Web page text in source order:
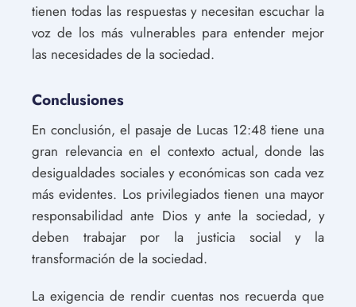
tienen todas las respuestas y necesitan escuchar la
voz de los más vulnerables para entender mejor
las necesidades de la sociedad.
Conclusiones
En conclusión, el pasaje de Lucas 12:48 tiene una
gran relevancia en el contexto actual, donde las
desigualdades sociales y económicas son cada vez
más evidentes. Los privilegiados tienen una mayor
responsabilidad ante Dios y ante la sociedad, y
deben trabajar por la justicia social y la
transformación de la sociedad.
La exigencia de rendir cuentas nos recuerda que